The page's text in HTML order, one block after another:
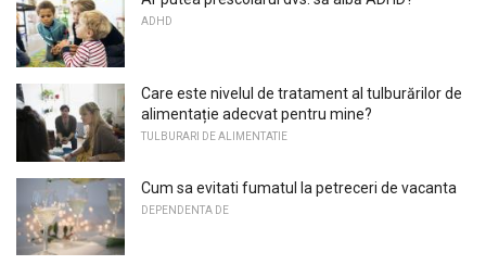
ADHD
Care este nivelul de tratament al tulburărilor de
alimentație adecvat pentru mine?
TULBURARI DE ALIMENTATIE
Cum sa evitati fumatul la petreceri de vacanta
DEPENDENTA DE